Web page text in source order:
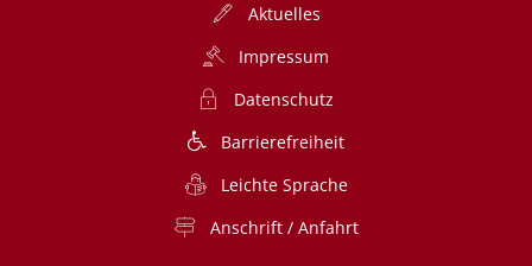
Aktuelles
Impressum
Datenschutz
Barrierefreiheit
Leichte Sprache
Anschrift / Anfahrt